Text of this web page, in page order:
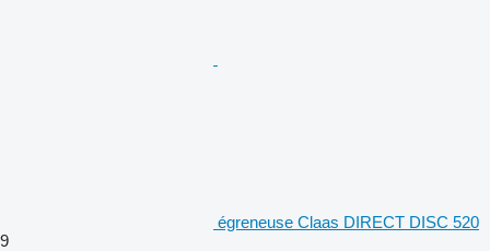
égreneuse Claas DIRECT DISC 520
9